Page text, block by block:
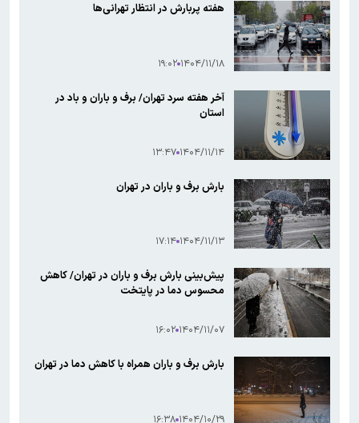
هفته پربارش در انتظار تهرانی‌ها
۱۴۰۴/۱۱/۱۸ ۱۹:۰۲
آخر هفته سرد تهران/ برف و باران و باد در
استان
۱۴۰۴/۱۱/۱۴ ۱۳:۴۷
بارش برف و باران در تهران
۱۴۰۴/۱۱/۱۳ ۱۷:۱۴
پیش‌بینی بارش برف و باران در تهران/ کاهش
محسوس دما در پایتخت
۱۴۰۴/۱۱/۰۷ ۱۶:۰۲
بارش برف و باران همراه با کاهش دما در تهران
۱۴۰۴/۱۰/۲۹ ۱۶:۳۸